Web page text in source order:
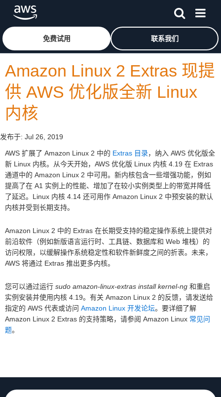
跳至主要内容
免费试用 联系我们
Amazon Linux 2 Extras 现提
供 AWS 优化版全新 Linux
内核
发布于: Jul 26, 2019
AWS 扩展了 Amazon Linux 2 中的 Extras 目录，纳入 AWS 优化版全
新 Linux 内核。从今天开始，AWS 优化版 Linux 内核 4.19 在 Extras
通道中的 Amazon Linux 2 中可用。新内核包含一些增强功能，例如
提高了在 A1 实例上的性能、增加了在较小实例类型上的带宽并降低
了延迟。Linux 内核 4.14 还可用作 Amazon Linux 2 中预安装的默认
内核并受到长期支持。
Amazon Linux 2 中的 Extras 在长期受支持的稳定操作系统上提供对
前沿软件（例如新版语言运行时、工具链、数据库和 Web 堆栈）的
访问权限，以缓解操作系统稳定性和软件新鲜度之间的折衷。未来，
AWS 将通过 Extras 推出更多内核。
您可以通过运行 sudo amazon-linux-extras install kernel-ng 和重启
实例安装并使用内核 4.19。有关 Amazon Linux 2 的反馈，请发送给
指定的 AWS 代表或访问 Amazon Linux 开发论坛。要详细了解
Amazon Linux 2 Extras 的支持策略，请参阅 Amazon Linux 常见问
题。